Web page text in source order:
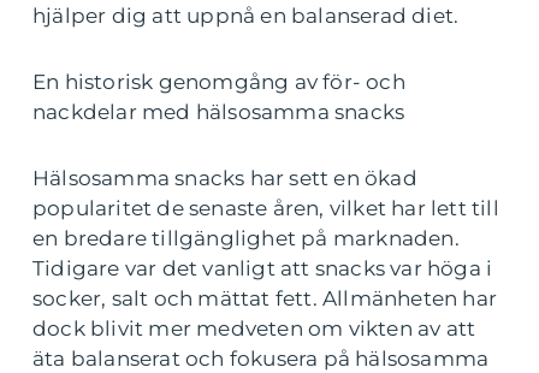
hjälper dig att uppnå en balanserad diet.
En historisk genomgång av för- och
nackdelar med hälsosamma snacks
Hälsosamma snacks har sett en ökad
popularitet de senaste åren, vilket har lett till
en bredare tillgänglighet på marknaden.
Tidigare var det vanligt att snacks var höga i
socker, salt och mättat fett. Allmänheten har
dock blivit mer medveten om vikten av att
äta balanserat och fokusera på hälsosamma